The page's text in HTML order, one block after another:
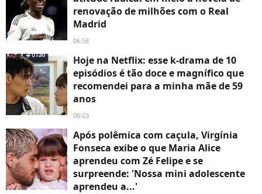
renovação de milhões com o Real
Madrid
06:58
Hoje na Netflix: esse k-drama de 10
episódios é tão doce e magnífico que
recomendei para a minha mãe de 59
anos
06:03
Após polêmica com caçula, Virgínia
Fonseca exibe o que Maria Alice
aprendeu com Zé Felipe e se
surpreende: 'Nossa mini adolescente
aprendeu a...'